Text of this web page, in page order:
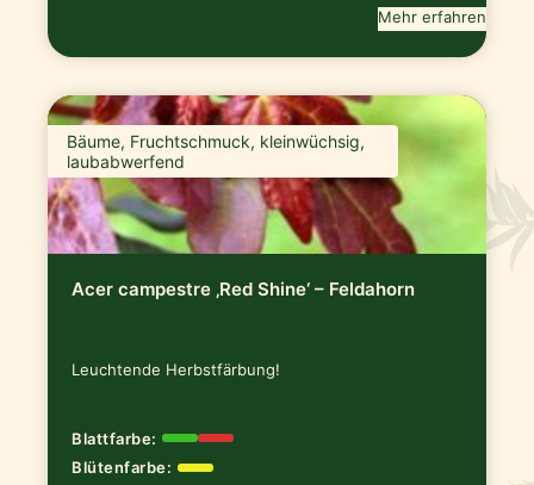
Mehr erfahren
Bäume, Fruchtschmuck, kleinwüchsig,
laubabwerfend
Acer campestre ‚Red Shine‘ – Feldahorn
Leuchtende Herbstfärbung!
Blattfarbe:
Blütenfarbe: